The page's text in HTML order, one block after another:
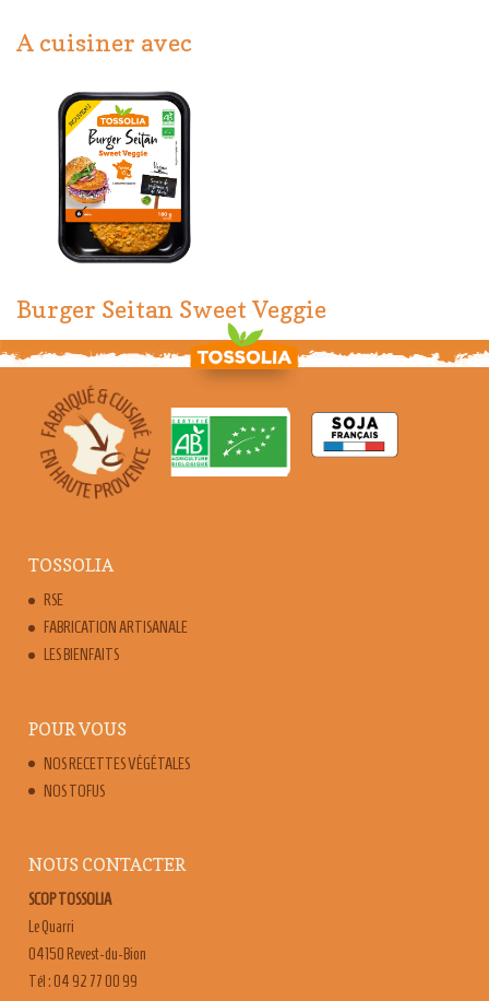
A cuisiner avec
Burger Seitan Sweet Veggie
TOSSOLIA
RSE
FABRICATION ARTISANALE
LES BIENFAITS
POUR VOUS
NOS RECETTES VÉGÉTALES
NOS TOFUS
NOUS CONTACTER
SCOP TOSSOLIA
Le Quarri
04150 Revest-du-Bion
Tél : 04 92 77 00 99